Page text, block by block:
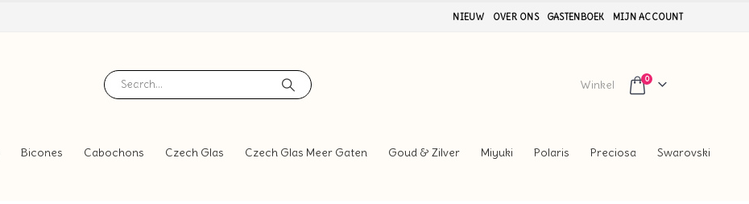
NIEUW OVER ONS GASTENBOEK MIJN ACCOUNT
Winkel 0
Bicones Cabochons Czech Glas Czech Glas Meer Gaten Goud & Zilver Miyuki Polaris Preciosa Swarovski